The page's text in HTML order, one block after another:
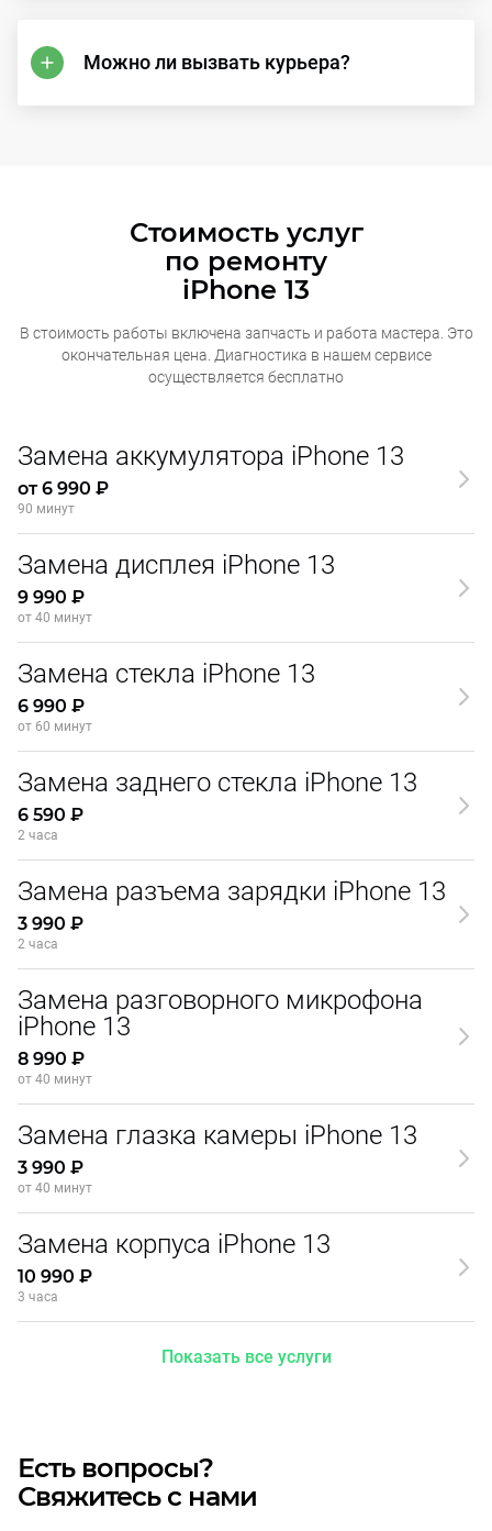
Можно ли вызвать курьера?
Стоимость услуг
по ремонту
iPhone 13
В стоимость работы включена запчасть и работа мастера. Это
окончательная цена. Диагностика в нашем сервисе
осуществляется бесплатно
Замена аккумулятора iPhone 13
от 6 990 ₽
90 минут
Замена дисплея iPhone 13
9 990 ₽
от 40 минут
Замена стекла iPhone 13
6 990 ₽
от 60 минут
Замена заднего стекла iPhone 13
6 590 ₽
2 часа
Замена разъема зарядки iPhone 13
3 990 ₽
2 часа
Замена разговорного микрофона
iPhone 13
8 990 ₽
от 40 минут
Замена глазка камеры iPhone 13
3 990 ₽
от 40 минут
Замена корпуса iPhone 13
10 990 ₽
3 часа
Показать все услуги
Есть вопросы?
Свяжитесь с нами